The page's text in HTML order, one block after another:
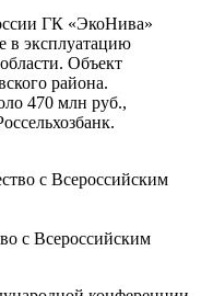
ГК «ЭкоНива»
в эксплуатацию
Объект
района.
470 млн руб.,
с Всероссийским